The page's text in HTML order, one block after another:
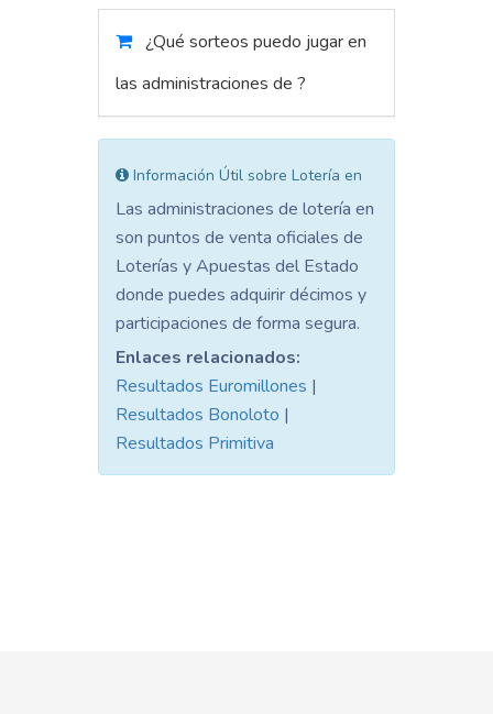
¿Qué sorteos puedo jugar en
las administraciones de ?
Información Útil sobre Lotería en
Las administraciones de lotería en
son puntos de venta oficiales de
Loterías y Apuestas del Estado
donde puedes adquirir décimos y
participaciones de forma segura.
Enlaces relacionados:
Resultados Euromillones |
Resultados Bonoloto |
Resultados Primitiva